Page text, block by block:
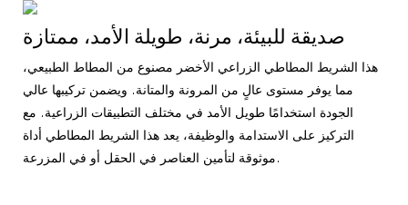
صديقة للبيئة، مرنة، طويلة الأمد، ممتازة
هذا الشريط المطاطي الزراعي الأخضر مصنوع من المطاط الطبيعي،
مما يوفر مستوى عالٍ من المرونة والمتانة. ويضمن تركيبها عالي
الجودة استخدامًا طويل الأمد في مختلف التطبيقات الزراعية. مع
التركيز على الاستدامة والوظيفة، يعد هذا الشريط المطاطي أداة
موثوقة لتأمين العناصر في الحقل أو في المزرعة.